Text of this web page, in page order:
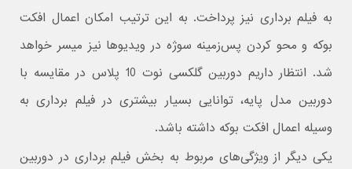
به فیلم برداری نیز پرداخت. به این ترتیب امکان اعمال افکت
بوکه و محو کردن پس‌زمینه سوژه در ویدیوها نیز میسر خواهد
شد. انتظار داریم دوربین گلکسی نوت 10 پلاس در مقایسه با
دوربین مدل پایه، توانایی بسیار بیشتری در فیلم برداری به
وسیله اعمال افکت بوکه داشته باشد.
یکی دیگر از ویژگی‌های مربوط به بخش فیلم برداری در دوربین